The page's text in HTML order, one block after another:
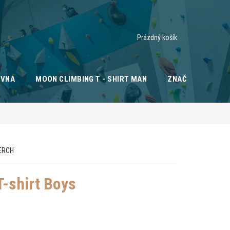
Nákupní
Prázdný košík
MOON CLIMBING T - SHIRT MAN ZNAČKY
shirt Boys